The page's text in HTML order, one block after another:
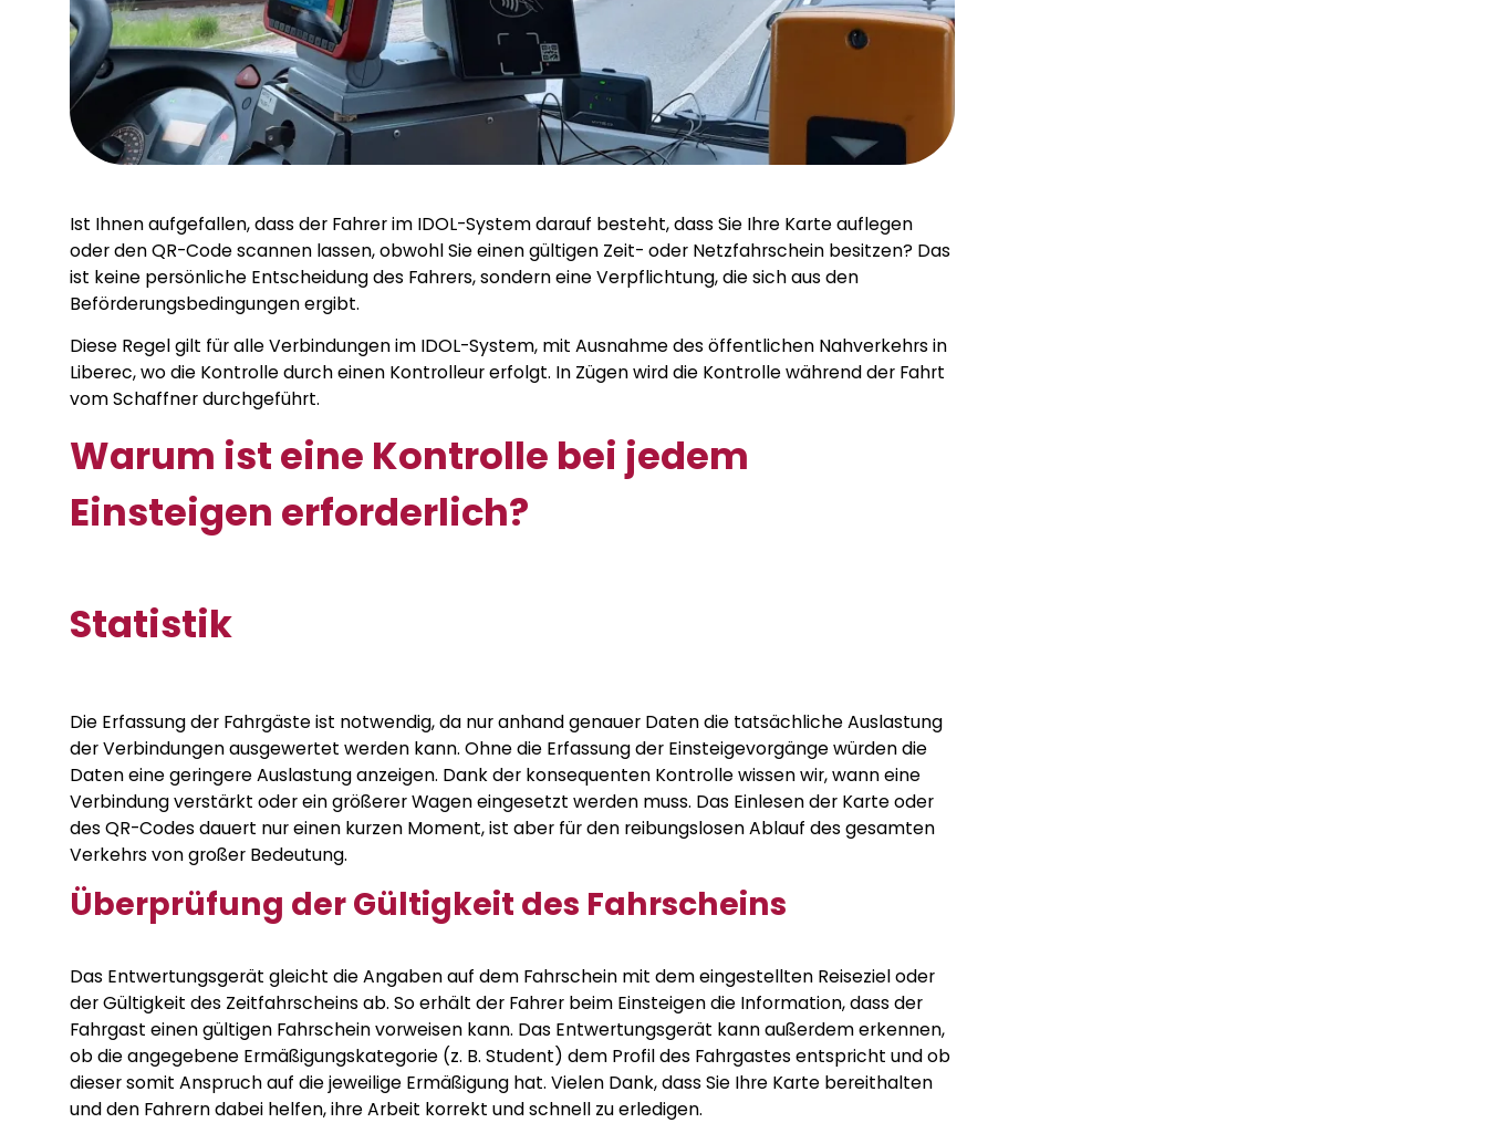
Ist Ihnen aufgefallen, dass der Fahrer im IDOL-System darauf besteht, dass Sie Ihre Karte auflegen
oder den QR-Code scannen lassen, obwohl Sie einen gültigen Zeit- oder Netzfahrschein besitzen? Das
ist keine persönliche Entscheidung des Fahrers, sondern eine Verpflichtung, die sich aus den
Beförderungsbedingungen ergibt.
Diese Regel gilt für alle Verbindungen im IDOL-System, mit Ausnahme des öffentlichen Nahverkehrs in
Liberec, wo die Kontrolle durch einen Kontrolleur erfolgt. In Zügen wird die Kontrolle während der Fahrt
vom Schaffner durchgeführt.
Warum ist eine Kontrolle bei jedem
Einsteigen erforderlich?
Statistik
Die Erfassung der Fahrgäste ist notwendig, da nur anhand genauer Daten die tatsächliche Auslastung
der Verbindungen ausgewertet werden kann. Ohne die Erfassung der Einsteigevorgänge würden die
Daten eine geringere Auslastung anzeigen. Dank der konsequenten Kontrolle wissen wir, wann eine
Verbindung verstärkt oder ein größerer Wagen eingesetzt werden muss. Das Einlesen der Karte oder
des QR-Codes dauert nur einen kurzen Moment, ist aber für den reibungslosen Ablauf des gesamten
Verkehrs von großer Bedeutung.
Überprüfung der Gültigkeit des Fahrscheins
Das Entwertungsgerät gleicht die Angaben auf dem Fahrschein mit dem eingestellten Reiseziel oder
der Gültigkeit des Zeitfahrscheins ab. So erhält der Fahrer beim Einsteigen die Information, dass der
Fahrgast einen gültigen Fahrschein vorweisen kann. Das Entwertungsgerät kann außerdem erkennen,
ob die angegebene Ermäßigungskategorie (z. B. Student) dem Profil des Fahrgastes entspricht und ob
dieser somit Anspruch auf die jeweilige Ermäßigung hat. Vielen Dank, dass Sie Ihre Karte bereithalten
und den Fahrern dabei helfen, ihre Arbeit korrekt und schnell zu erledigen.